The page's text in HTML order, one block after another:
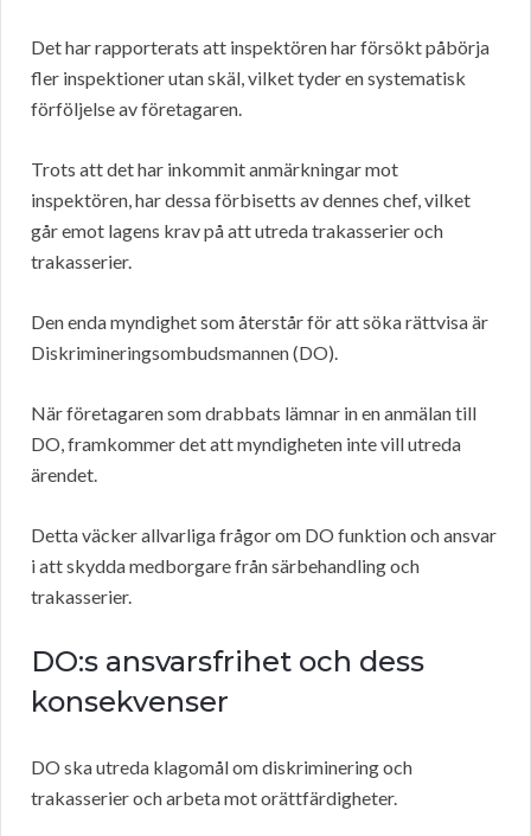
Det har rapporterats att inspektören har försökt påbörja
fler inspektioner utan skäl, vilket tyder en systematisk
förföljelse av företagaren.
Trots att det har inkommit anmärkningar mot
inspektören, har dessa förbisetts av dennes chef, vilket
går emot lagens krav på att utreda trakasserier och
trakasserier.
Den enda myndighet som återstår för att söka rättvisa är
Diskrimineringsombudsmannen (DO).
När företagaren som drabbats lämnar in en anmälan till
DO, framkommer det att myndigheten inte vill utreda
ärendet.
Detta väcker allvarliga frågor om DO funktion och ansvar
i att skydda medborgare från särbehandling och
trakasserier.
DO:s ansvarsfrihet och dess
konsekvenser
DO ska utreda klagomål om diskriminering och
trakasserier och arbeta mot orättfärdigheter.